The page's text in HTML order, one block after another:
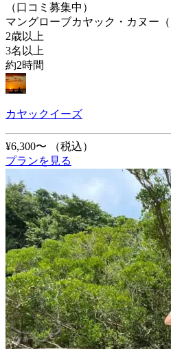
（口コミ募集中）
マングローブカヤック・カヌー（
2歳以上
3名以上
約2時間
カヤックイーズ
¥6,300〜
（税込）
プランを見る